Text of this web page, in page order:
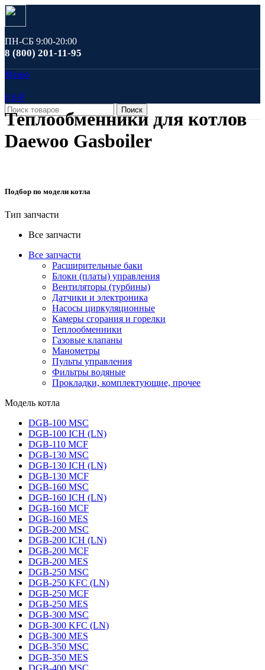
ПН-СБ 9:00-20:00
8 (800) 201-11-95
Меню
0 0 ₽
Поиск
Теплообменники для котлов
Daewoo Gasboiler
Подбор по модели котла
Тип запчасти
Все запчасти
Все запчасти
Расширительные баки
Блоки (платы) управления
Вентиляторы (турбины)
Датчики и электроника
Насосы циркуляционные
Камеры сгорания и горелки
Теплообменники
Газовые клапаны
Манометры
Пульты управления
Фильтры водяные
Прокладки, комплектующие, прочее
Модель котла
DGB-100 MSC
DGB-100 ICH (LN)
DGB-110 MCF
DGB-130 MSC
DGB-130 ICH (LN)
DGB-130 MCF
DGB-160 MSC
DGB-160 ICH (LN)
DGB-160 MCF
DGB-160 MES
DGB-200 MSC
DGB-200 ICH (LN)
DGB-200 MCF
DGB-200 MES
DGB-250 MSC
DGB-250 KFC (LN)
DGB-250 MCF
DGB-250 MES
DGB-300 MSC
DGB-300 KFC (LN)
DGB-300 MES
DGB-350 MSC
DGB-350 MES